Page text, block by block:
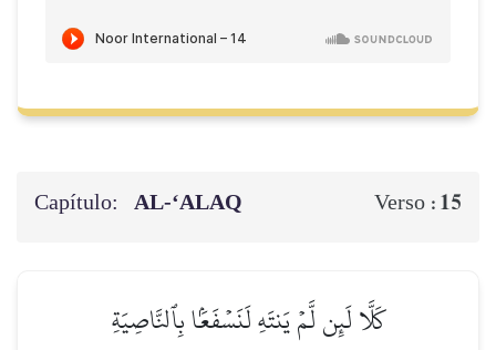
Capítulo: AL‑‘ALAQ Verso : 15
كَلَّا لَئِن لَّمۡ يَنتَهِ لَنَسۡفَعَۢا بِٱلنَّاصِيَةِ